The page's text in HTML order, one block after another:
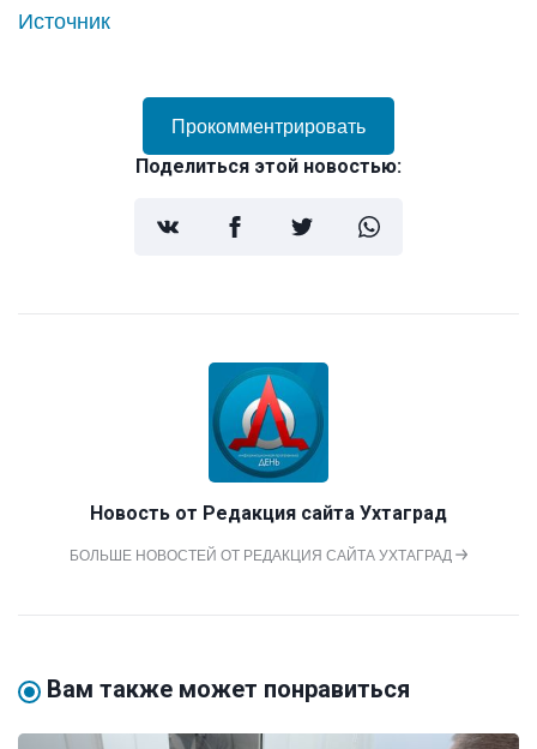
Источник
Прокомментрировать
Поделиться этой новостью:
Новость от Редакция сайта Ухтаград
БОЛЬШЕ НОВОСТЕЙ ОТ РЕДАКЦИЯ САЙТА УХТАГРАД
Вам также может понравиться